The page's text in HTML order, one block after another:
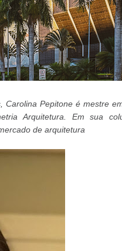
Carolina Pepitone émestre
Arquitetura. Em sua
de arquitetura